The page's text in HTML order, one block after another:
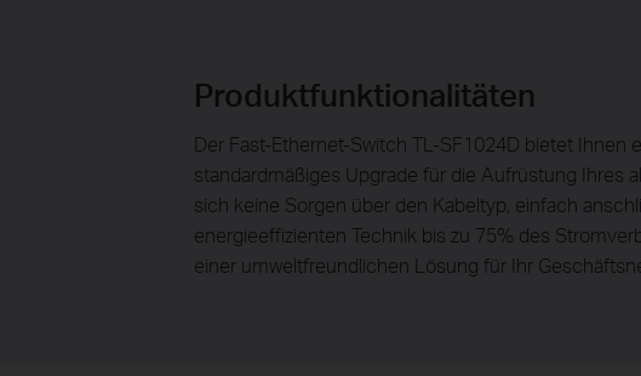
Produktfunktionalitäten
Der Fast-Ethernet-Switch TL-SF1024D bietet
standardmäßiges Upgrade für die Aufrüstung Ihres
sich keine Sorgen über den Kabeltyp, einfach
energieeffizienten Technik bis zu 75% des
einer umweltfreundlichen Lösung für Ihr